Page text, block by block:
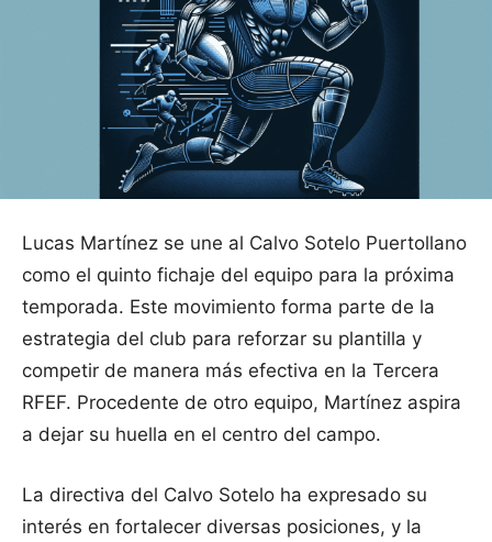
Lucas Martínez se une al Calvo Sotelo Puertollano
como el quinto fichaje del equipo para la próxima
temporada. Este movimiento forma parte de la
estrategia del club para reforzar su plantilla y
competir de manera más efectiva en la Tercera
RFEF. Procedente de otro equipo, Martínez aspira
a dejar su huella en el centro del campo.
La directiva del Calvo Sotelo ha expresado su
interés en fortalecer diversas posiciones, y la